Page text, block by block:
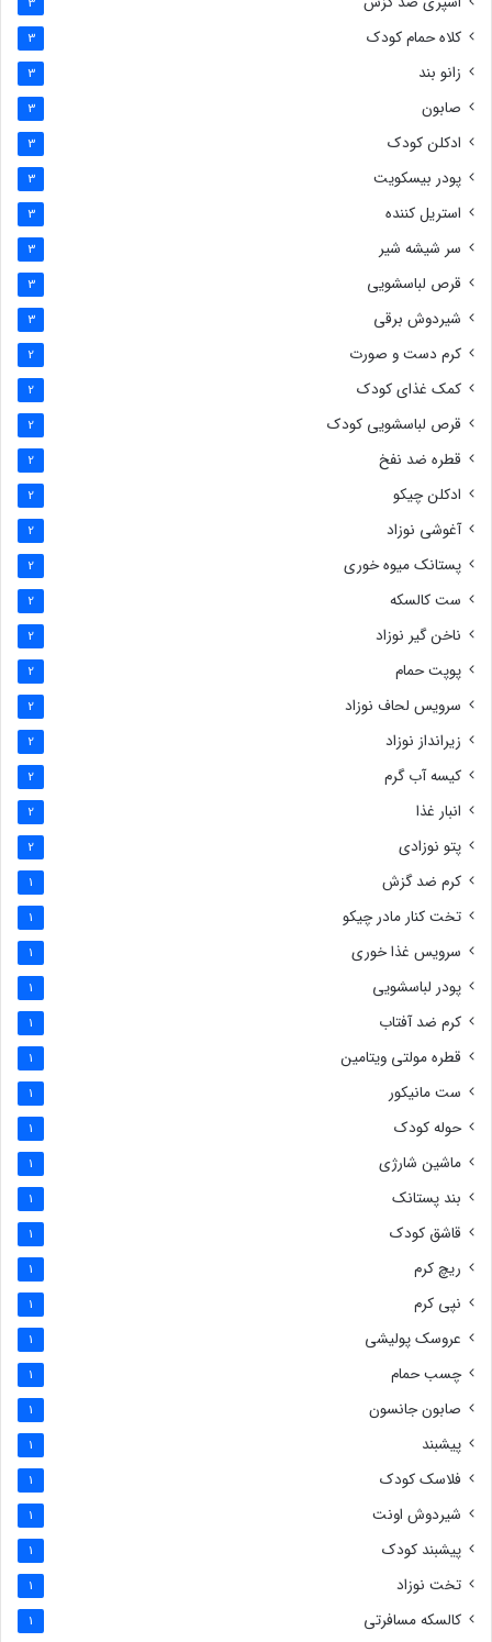
کلاه حمام کودک 3
زانو بند 3
صابون 3
ادکلن کودک 3
پودر بیسکویت 3
استریل کننده 3
سر شیشه شیر 3
قرص لباسشویی 3
شیردوش برقی 3
کرم دست و صورت 2
کمک غذای کودک 2
قرص لباسشویی کودک 2
قطره ضد نفخ 2
ادکلن چیکو 2
آغوشی نوزاد 2
پستانک میوه خوری 2
ست کالسکه 2
ناخن گیر نوزاد 2
پوپت حمام 2
سرویس لحاف نوزاد 2
زیرانداز نوزاد 2
کیسه آب گرم 2
انبار غذا 2
پتو نوزادی 2
کرم ضد گزش 1
تخت کنار مادر چیکو 1
سرویس غذا خوری 1
پودر لباسشویی 1
کرم ضد آفتاب 1
قطره مولتی ویتامین 1
ست مانیکور 1
حوله کودک 1
ماشین شارژی 1
بند پستانک 1
قاشق کودک 1
ریچ کرم 1
نپی کرم 1
عروسک پولیشی 1
چسب حمام 1
صابون جانسون 1
پیشبند 1
فلاسک کودک 1
شیردوش اونت 1
پیشبند کودک 1
تخت نوزاد 1
کالسکه مسافرتی 1